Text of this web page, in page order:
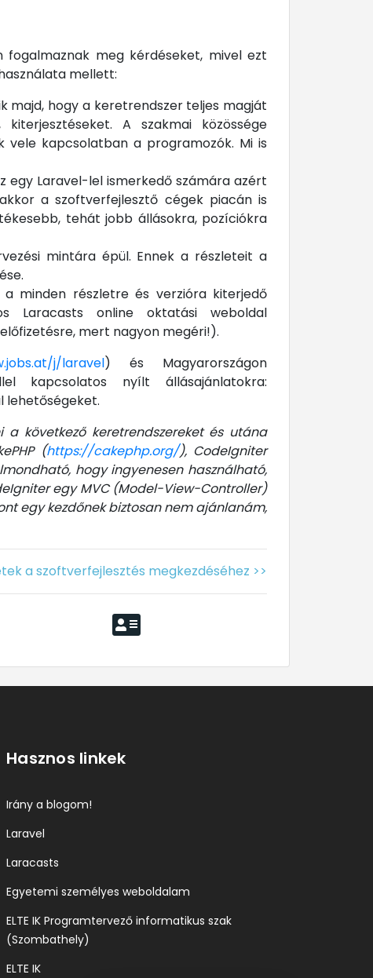
meg kérdéseket, mivel ezt
mellett:
majd, hogy a keretrendszer teljes magját
A szakmai közössége
vele kapcsolatban a programozók. Mi is
egy Laravel-lel ismerkedő számára azért
a szoftverfejlesztő cégek piacán is
tehát jobb állásokra, pozíciókra
mintára épül. Ennek a részleteit a
minden részletre és verzióra kiterjedő
online oktatási weboldal
mert nagyon megéri!).
j/laravel) és Magyarországon
kapcsolatos nyílt állásajánlatokra:
lehetőségeket.
következő keretrendszereket és utána
(https://cakephp.org/), CodeIgniter
hogy ingyenesen használható,
egy MVC (Model-View-Controller)
egy kezdőnek biztosan nem ajánlanám,
a szoftverfejlesztés megkezdéséhez >>
Hasznos linkek
Irány a blogom!
Laravel
Laracasts
Egyetemi személyes weboldalam
ELTE IK Programtervező informatikus szak
(Szombathely)
ELTE IK